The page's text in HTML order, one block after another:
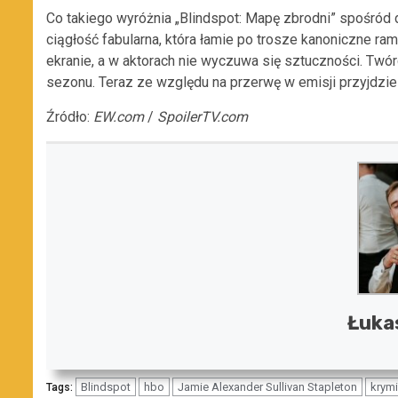
Co takiego wyróżnia „Blindspot: Mapę zbrodni”
ciągłość fabularna, która łamie po trosze kanoniczne
ekranie, a w aktorach nie wyczuwa się sztuczności.
sezonu. Teraz ze względu na przerwę w emisji
Źródło: EW.com/ SpoilerTV.com
Tags: Blindspot hbo Jamie Alexander Sullivan Stapleton